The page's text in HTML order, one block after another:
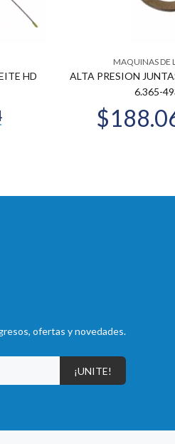
HD
MAQUINAS DE
ALTA PRESION
6.365-
ofertas y novedades.
¡UNITE!